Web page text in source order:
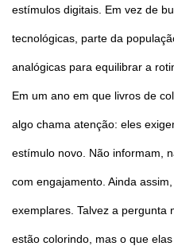
estímulos digitais. Em vez de
tecnológicas, parte da
analógicas para equilibrar a
Em um ano em que livros de
algo chama atenção: eles
estímulo novo. Não informam,
com engajamento. Ainda
exemplares. Talvez a pergunta
estão colorindo, mas o que